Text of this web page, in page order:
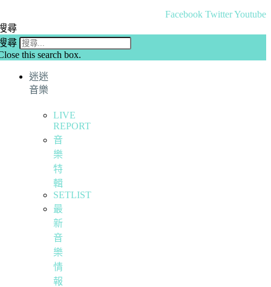
Facebook TwitterYoutube
尋
尋
this search box.
迷迷
音樂
LIVE
REPORT
音
樂
特
輯
SETLIST
最
新
音
樂
情
報